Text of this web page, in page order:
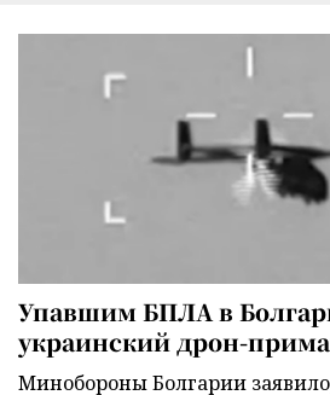
Упавшим БПЛА в
украинский дрон-
Минобороны Болгарии